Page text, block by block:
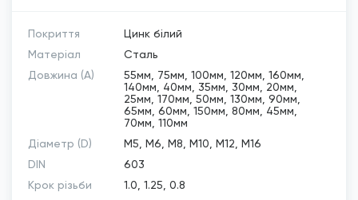
Покриття
Цинк білий
Матеріал
Сталь
Довжина (A)
55мм, 75мм, 100мм, 120мм, 160мм,
140мм, 40мм, 35мм, 30мм, 20мм,
25мм, 170мм, 50мм, 130мм, 90мм,
65мм, 60мм, 150мм, 80мм, 45мм,
70мм, 110мм
Діаметр (D)
М5, М6, М8, М10, М12, М16
DIN
603
Крок різьби
1.0, 1.25, 0.8